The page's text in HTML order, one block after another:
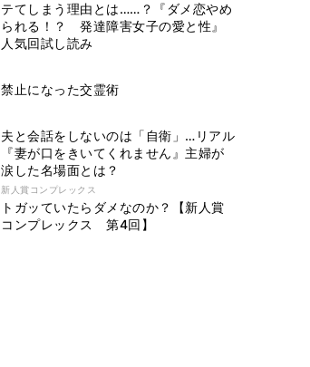
テてしまう理由とは……？『ダメ恋やめ
られる！？ 発達障害女子の愛と性』
人気回試し読み
禁止になった交霊術
夫と会話をしないのは「自衛」…リアル
『妻が口をきいてくれません』主婦が
涙した名場面とは？
新人賞コンプレックス
トガッていたらダメなのか？【新人賞
コンプレックス 第4回】